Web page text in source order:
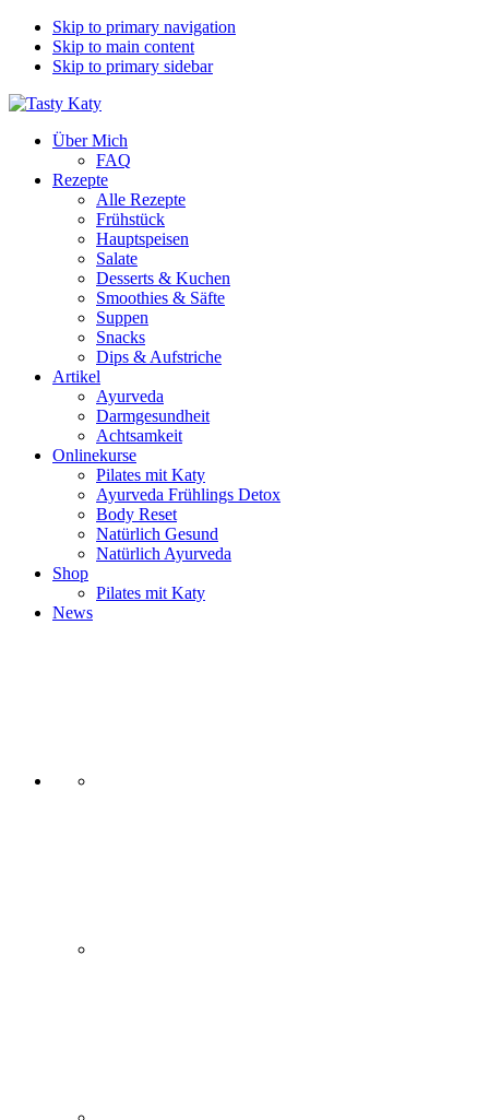
Skip to primary navigation
Skip to main content
Skip to primary sidebar
Über Mich
FAQ
Rezepte
Alle Rezepte
Frühstück
Hauptspeisen
Salate
Desserts & Kuchen
Smoothies & Säfte
Suppen
Snacks
Dips & Aufstriche
Artikel
Ayurveda
Darmgesundheit
Achtsamkeit
Onlinekurse
Pilates mit Katy
Ayurveda Frühlings Detox
Body Reset
Natürlich Gesund
Natürlich Ayurveda
Shop
Pilates mit Katy
News